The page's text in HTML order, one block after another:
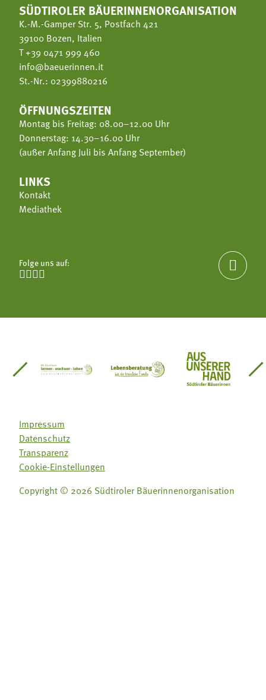
SÜDTIROLER BÄUERINNENORGANISATION
K.-M.-Gamper Str. 5, Postfach 421
39100 Bozen, Italien
T+39 0471 999 460
info@baeuerinnen.it
St.-Nr.: 02399880216
ÖFFNUNGSZEITEN
Montag bis Freitag: 08.00–12.00 Uhr
Donnerstag: 14.30–16.00 Uhr
(außer Anfang Juli bis Anfang September)
LINKS
Kontakt
Mediathek
Folge uns auf:


Südtirol
Gärtnervereinigung
Sozialgenossenschaft Mit Bäuerinnen lernen -
Lebensberatung für dieAus unserer
Impressum
Datenschutz
Transparenz
Cookie-Einstellungen
Copyright © 2026 Südtiroler Bäuerinnenorganisation